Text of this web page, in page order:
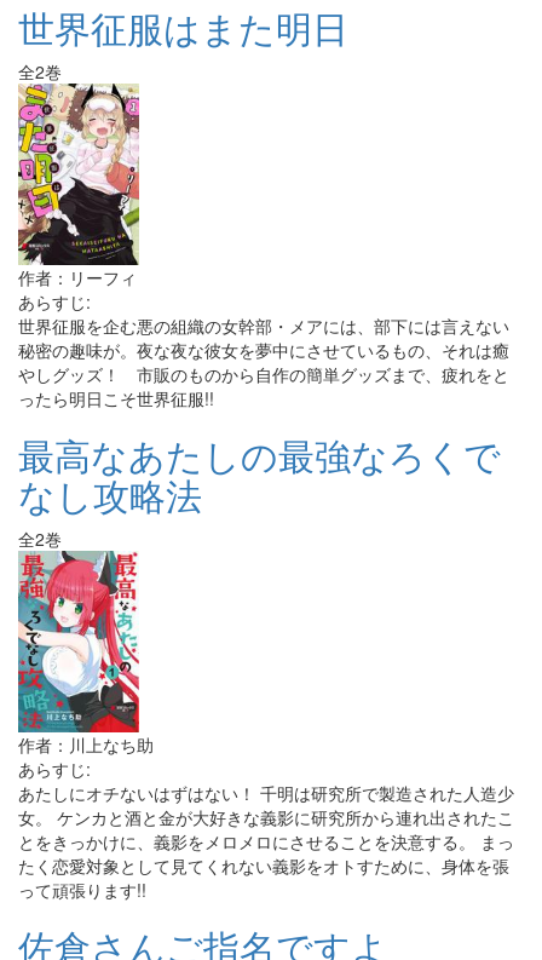
世界征服はまた明日
全2巻
作者：リーフィ
あらすじ:
世界征服を企む悪の組織の女幹部・メアには、部下には言えない
秘密の趣味が。夜な夜な彼女を夢中にさせているもの、それは癒
やしグッズ！ 市販のものから自作の簡単グッズまで、疲れをと
ったら明日こそ世界征服!!
最高なあたしの最強なろくで
なし攻略法
全2巻
作者：川上なち助
あらすじ:
あたしにオチないはずはない！ 千明は研究所で製造された人造少
女。 ケンカと酒と金が大好きな義影に研究所から連れ出されたこ
とをきっかけに、義影をメロメロにさせることを決意する。 まっ
たく恋愛対象として見てくれない義影をオトすために、身体を張
って頑張ります!!
佐倉さんご指名ですよ